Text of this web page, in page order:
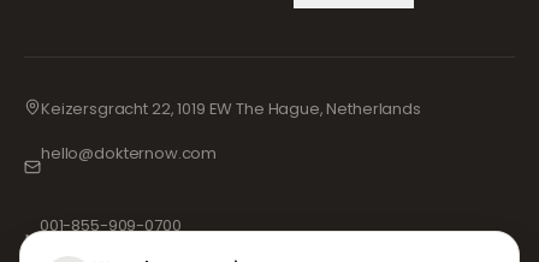
Keizersgracht 22, 1019 EW The Hague, Netherlands
hello@dokternow.com
📞
001-855-909-0700